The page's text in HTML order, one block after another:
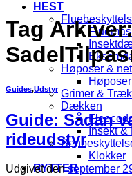
HEST
Høposer & net
Grimer &
Dækken
Insekt
Klokker
RYTTER
Tag
Guides,Udstyr
Guide: Sådan
rideudstyr
Udgivet denseptember